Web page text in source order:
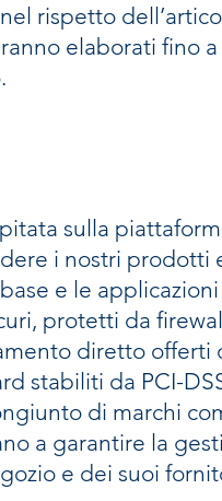
rispetto
elaborati fino
sulla
i nostri prodotti
e le
protetti da
diretto offerti
stabiliti da PCI-
di marchi
a garantire la
e dei suoi